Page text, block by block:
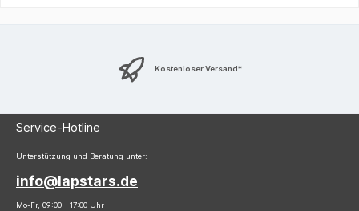
Kostenloser Versand*
Service-Hotline
Unterstützung und Beratung unter:
info@lapstars.de
Mo-Fr, 09:00 - 17:00 Uhr